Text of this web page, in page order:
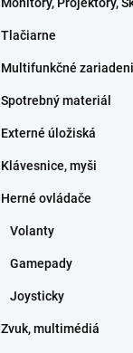
Tlačiarne
Multifunkčné
Spotrebný materiál
Externé úložiská
Klávesnice, myši
Herné ovládače
Volanty
Gamepady
Joysticky
Zvuk, multimédiá